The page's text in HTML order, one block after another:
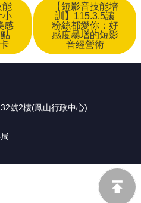
能
小
感
【短影音技能培
訓】115.3.5讓
粉絲都愛你：好
感度暴增的短影
音經營術
號2樓(鳳山行政中心)